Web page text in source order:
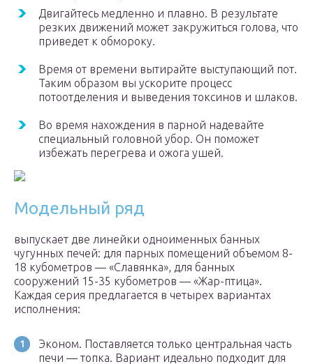
Двигайтесь медленно и плавно. В результате
резких движений может закружиться голова, что
приведет к обмороку.
Время от времени вытирайте выступающий пот.
Таким образом вы ускорите процесс
потоотделения и выведения токсинов и шлаков.
Во время нахождения в парной надевайте
специальный головной убор. Он поможет
избежать перегрева и ожога ушей.
Модельный ряд
выпускает две линейки одноименных банных
чугунных печей: для парных помещений объемом 8-
18 кубометров — «Славянка», для банных
сооружений 15-35 кубометров — «Жар-птица».
Каждая серия предлагается в четырех вариантах
исполнения:
Эконом. Поставляется только центральная часть
печи — топка. Вариант идеально подходит для